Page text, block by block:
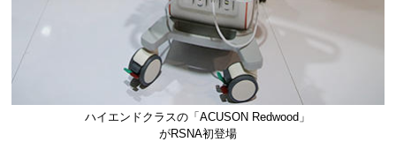
ハイエンドクラスの「ACUSON Redwood」
がRSNA初登場